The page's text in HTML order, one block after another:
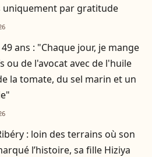
uniquement par gratitude
ans : "Chaque jour, je mange
ou de l'avocat avec de l'huile
la tomate, du sel marin et un
: loin des terrains où son
l’histoire, sa fille Hiziya